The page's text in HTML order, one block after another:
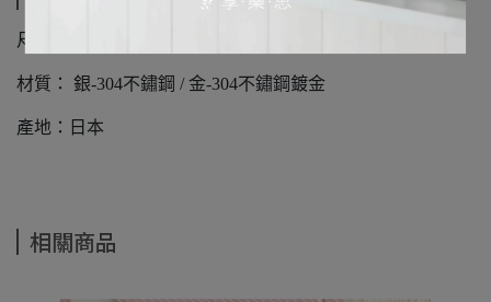
尺寸：64x41x6mm
材質： 銀-304不鏽鋼 / 金-304不鏽鋼鍍金
產地：日本
相關商品